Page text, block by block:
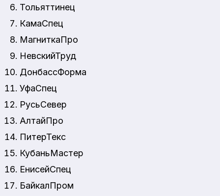
Тольяттинец
КамаСпец
МагниткаПро
НевскийТруд
ДонбассФорма
УфаСпец
РусьСевер
АлтайПро
ПитерТекс
КубаньМастер
ЕнисейСпец
БайкалПром